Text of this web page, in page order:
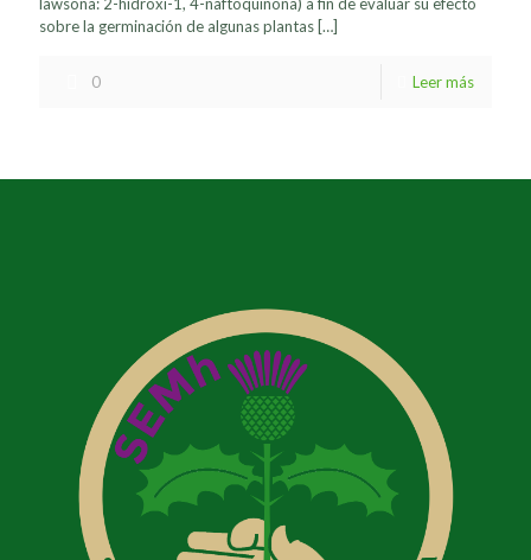
sobre la germinación de algunas plantas […]
0 Leer más